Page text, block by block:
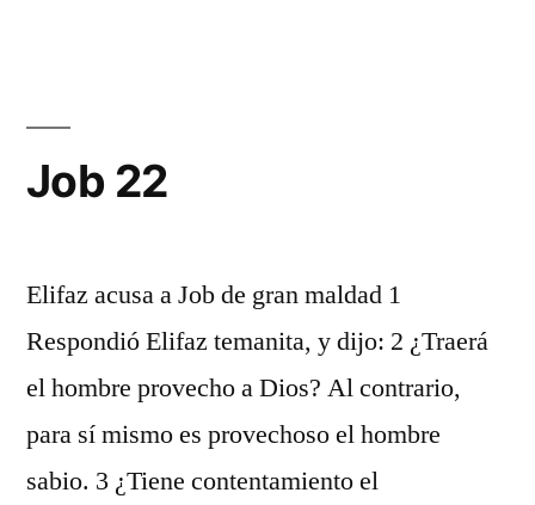
Job 22
Elifaz acusa a Job de gran maldad 1
Respondió Elifaz temanita, y dijo: 2 ¿Traerá
el hombre provecho a Dios? Al contrario,
para sí mismo es provechoso el hombre
sabio. 3 ¿Tiene contentamiento el